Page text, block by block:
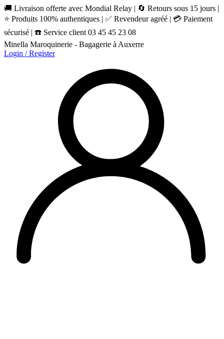
🚚 Livraison offerte avec Mondial Relay | 🔄 Retours sous 15 jours |
⭐ Produits 100% authentiques | ✅ Revendeur agréé | 💳 Paiement
sécurisé | ☎️ Service client 03 45 45 23 08
Minella Maroquinerie - Bagagerie à Auxerre
Login / Register